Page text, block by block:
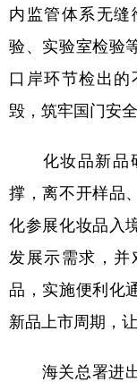
Русский
Deutsch
内监管体系无
验、实验室检验
口岸环节检出
毁，筑牢国门安全
化妆品新品
撑，离不开样品
化参展化妆品入
发展示需求，
品，实施便利化
新品上市周期，
海关总署进出